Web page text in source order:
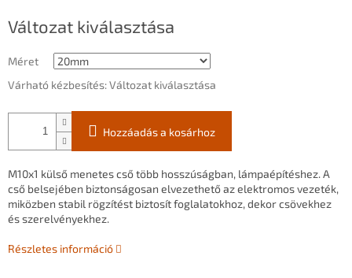
Változat kiválasztása
Méret
Várható kézbesítés:Változat kiválasztása
Hozzáadás a kosárhoz
M10x1 külső menetescsőtöbb hosszúságban, lámpaépítéshez. A
cső belsejében biztonságosan elvezethetőazelektromosvezeték,
miközben stabil rögzítést biztosítfoglalatokhoz, dekorcsövekhez
ésszerelvényekhez.
Részletes információ